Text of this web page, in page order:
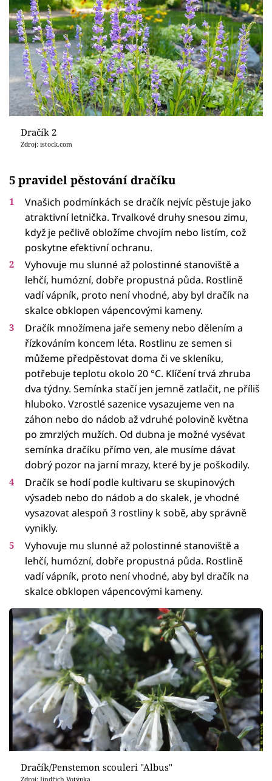
Dračík 2
Zdroj: istock.com
5 pravidel pěstování dračíku
Vnašich podmínkách se dračík nejvíc pěstuje jako
atraktivní letnička. Trvalkové druhy snesou zimu,
když je pečlivě obložíme chvojím nebo listím, což
poskytne efektivní ochranu.
Vyhovuje mu slunné až polostinné stanoviště a
lehčí, humózní, dobře propustná půda. Rostlině
vadí vápník, proto není vhodné, aby byl dračík na
skalce obklopen vápencovými kameny.
Dračík množímena jaře semeny nebo dělením a
řízkováním koncem léta. Rostlinu ze semen si
můžeme předpěstovat doma či ve skleníku,
potřebuje teplotu okolo 20 °C. Klíčení trvá zhruba
dva týdny. Semínka stačí jen jemně zatlačit, ne příliš
hluboko. Vzrostlé sazenice vysazujeme ven na
záhon nebo do nádob až vdruhé polovině května
po zmrzlých mužích. Od dubna je možné vysévat
semínka dračíku přímo ven, ale musíme dávat
dobrý pozor na jarní mrazy, které by je poškodily.
Dračík se hodí podle kultivaru se skupinových
výsadeb nebo do nádob a do skalek, je vhodné
vysazovat alespoň 3 rostliny k sobě, aby správně
vynikly.
Vyhovuje mu slunné až polostinné stanoviště a
lehčí, humózní, dobře propustná půda. Rostlině
vadí vápník, proto není vhodné, aby byl dračík na
skalce obklopen vápencovými kameny.
Dračík/Penstemon scouleri "Albus"
Zdroj: Jindřich Votýpka